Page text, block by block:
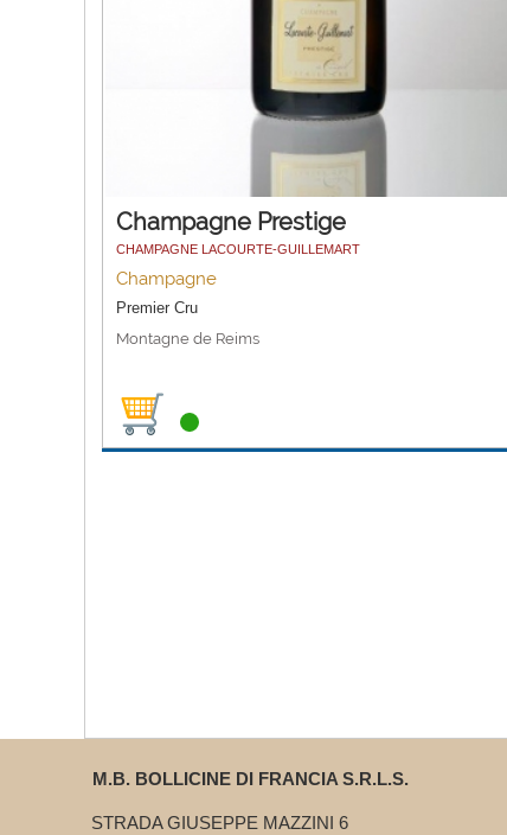
Champagne Prestige
CHAMPAGNE LACOURTE-GUILLEMART
Champagne
Premier Cru
Montagne de Reims
M.B. BOLLICINE DI FRANCIA S.R.L.S.
STRADA GIUSEPPE MAZZINI 6